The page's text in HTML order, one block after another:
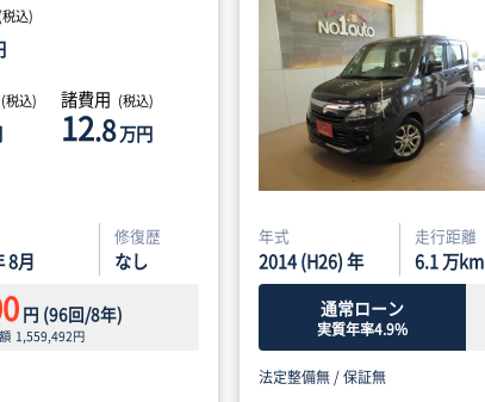
(税込)
(税込) 諸費用 (税込)
12.8万円
8月
修復歴
なし
円 (96回/8年)
1,559,492円
年式
2014 (H26) 年
走行距離
6.1万km
通常ローン
実質年率4.9%
法定整備無 /保証無